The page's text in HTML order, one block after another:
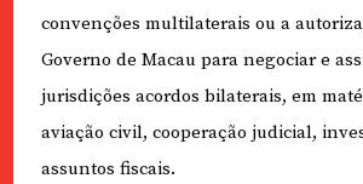
convenções multilaterais ou a
Governo de Macau para negociar e
jurisdições acordos bilaterais, em
aviação civil, cooperação judicial,
assuntos fiscais.